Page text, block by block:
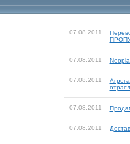
07.08.2011
07.08.2011
07.08.2011
07.08.2011
07.08.2011